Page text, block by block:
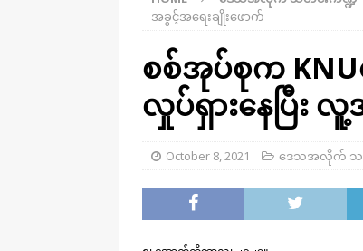
အခွင့်အရေးချိုးဖောက်
စစ်အုပ်စုက KNU
လှုပ်ရှားနေပြီး
October 8, 2021 ဒေသအလိုက် သ